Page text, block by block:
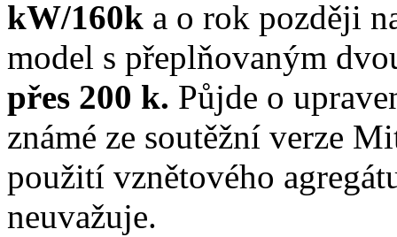
kW/160k a o rok později
model s přeplňovaným
přes 200 k. Půjde o
známé ze soutěžní verze
použití vznětového
neuvažuje.